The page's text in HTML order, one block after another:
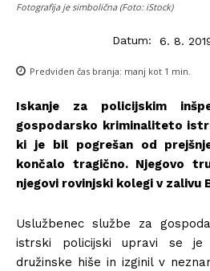
Fotografija je simbolična (Foto: iStock)
Datum: 6. 8.
Predviden čas branja: manj kot 1 min.
Iskanje za policijskim
gospodarsko kriminaliteto
ki je bil pogrešan od
končalo tragično. Njegovo
njegovi rovinjski kolegi v zalivu
Uslužbenec službe za
istrski policijski upravi se je
družinske hiše in izginil v